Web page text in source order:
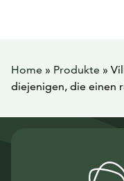
Home » Produkte »
diejenigen, die einen